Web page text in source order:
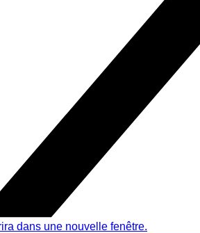
dans une nouvelle fenêtre.